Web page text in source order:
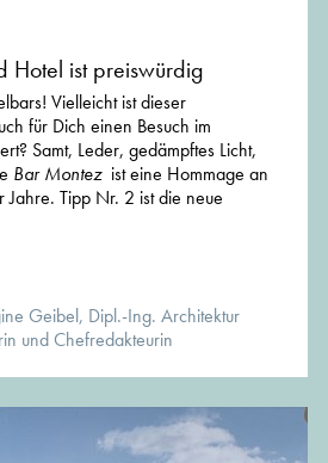
Hotel ist preiswürdig
Vielleicht ist dieser
für Dich einen Besuch im
Samt, Leder, gedämpftes Licht,
Bar Montezist eine Hommage an
Tipp Nr. 2 ist die neue
Geibel, Dipl.-Ing. Architektur
und Chefredakteurin